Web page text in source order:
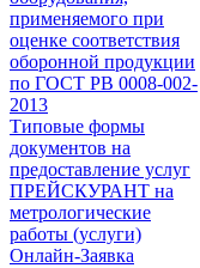
применяемого при
оценке соответствия
оборонной продукции
по ГОСТ РВ 0008-002-
2013
Типовые формы
документов на
предоставление услуг
ПРЕЙСКУРАНТ на
метрологические
работы (услуги)
Онлайн-Заявка